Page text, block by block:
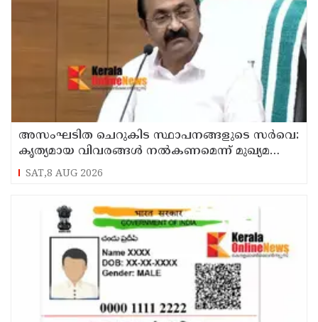
അസംഘടിത ചെറുകിട സ്ഥാപനങ്ങളുടെ സർവെ:
കൃത്യമായ വിവരങ്ങൾ നൽകണമെന്ന് മുഖ്യമന്ത്രി
വി ഡി സതീശൻ
SAT,8 AUG 2026